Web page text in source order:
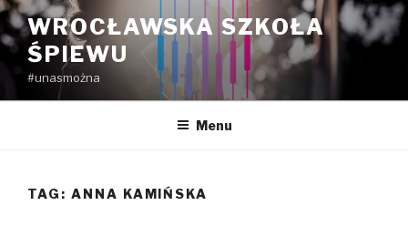
Przejdź
do
treści
WROCŁAWSKA SZKOŁA
ŚPIEWU
#unasmożna
Menu
TAG: ANNA KAMIŃSKA